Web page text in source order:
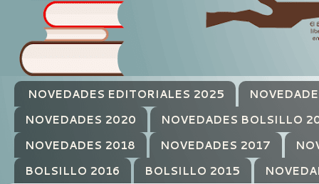
NOVEDADES EDITORIALES 2025
NOVEDADES 2020
NOVEDADES BOLSILLO
NOVEDADES 2018
NOVEDADES 2017
BOLSILLO 2016
BOLSILLO 2015